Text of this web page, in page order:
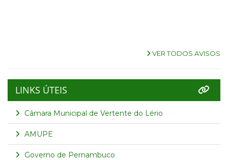
VER TODOS AVISOS
LINKS ÚTEIS
Câmara Municipal de Vertente do Lério
AMUPE
Governo de Pernambuco